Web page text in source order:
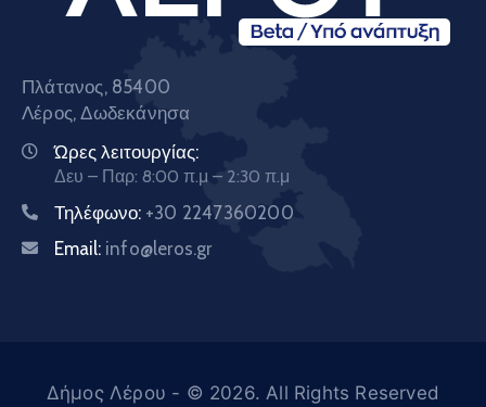
Πλάτανος, 85400
Λέρος, Δωδεκάνησα
Ώρες λειτουργίας:
Δευ – Παρ: 8:00 π.μ – 2:30 π.μ
Τηλέφωνο: +30 2247360200
Email: info@leros.gr
Δήμος Λέρου - © 2026. All Rights Reserved